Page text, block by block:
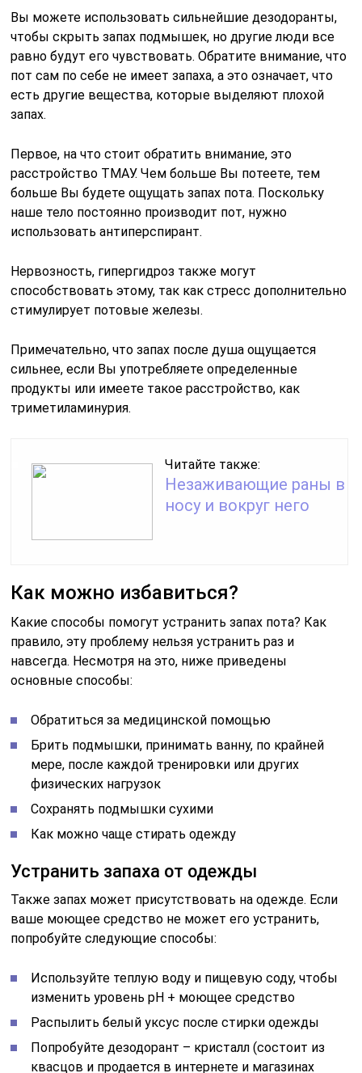
Вы можете использовать сильнейшие дезодоранты,
чтобы скрыть запах подмышек, но другие люди все
равно будут его чувствовать. Обратите внимание, что
пот сам по себе не имеет запаха, а это означает, что
есть другие вещества, которые выделяют плохой
запах.
Первое, на что стоит обратить внимание, это
расстройство ТМАУ. Чем больше Вы потеете, тем
больше Вы будете ощущать запах пота. Поскольку
наше тело постоянно производит пот, нужно
использовать антиперспирант.
Нервозность, гипергидроз также могут
способствовать этому, так как стресс дополнительно
стимулирует потовые железы.
Примечательно, что запах после душа ощущается
сильнее, если Вы употребляете определенные
продукты или имеете такое расстройство, как
триметиламинурия.
Читайте также:
Незаживающие раны в
носу и вокруг него
Как можно избавиться?
Какие способы помогут устранить запах пота? Как
правило, эту проблему нельзя устранить раз и
навсегда. Несмотря на это, ниже приведены
основные способы:
Обратиться за медицинской помощью
Брить подмышки, принимать ванну, по крайней
мере, после каждой тренировки или других
физических нагрузок
Сохранять подмышки сухими
Как можно чаще стирать одежду
Устранить запаха от одежды
Также запах может присутствовать на одежде. Если
ваше моющее средство не может его устранить,
попробуйте следующие способы:
Используйте теплую воду и пищевую соду, чтобы
изменить уровень pH + моющее средство
Распылить белый уксус после стирки одежды
Попробуйте дезодорант – кристалл (состоит из
квасцов и продается в интернете и магазинах